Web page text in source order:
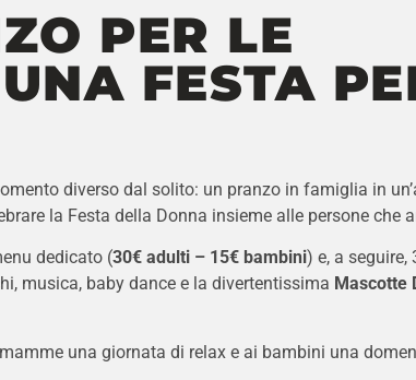
PER LE
FESTA
diverso dal solito: un pranzo in famiglia in
la Festa della Donna insieme alle persone che
dedicato (30€ adulti – 15€ bambini) e, a seguire,
musica, baby dance e la divertentissima Mascotte
una giornata di relax e ai bambini una